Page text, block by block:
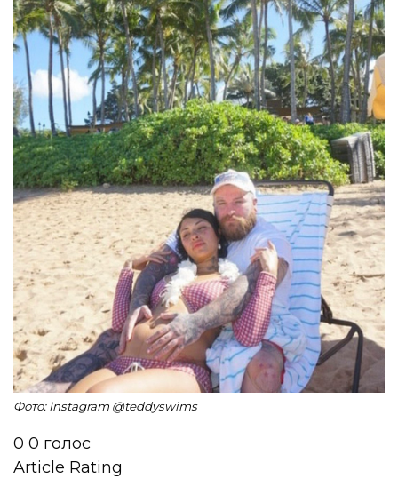
Фото: Instagram @teddyswims
0 0 голос
Article Rating